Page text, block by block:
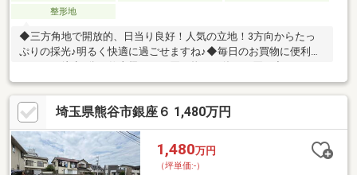
整形地
◆三方角地で開放的、日当り良好！人気の立地！3方向からたっ
ぷりの採光♪明るく快適に過ごせますね♪◆毎日のお買物に便利な
ーパーが近いと便利！＊＊◆素敵なお住まいとの出会いを“むす
ぶ”お手伝いはいえむすび不動産にお任せください！◆＊＊担当者
は全員“宅建士”！不動産業歴の長いスタッフが丁寧にご対応いた
します！融資サポートもお任せください！＊＊◆気になることは
何でもご相談ください！◆＊＊
埼玉県熊谷市銀座６ 1,480万円
1,480万円
（坪単価:-）